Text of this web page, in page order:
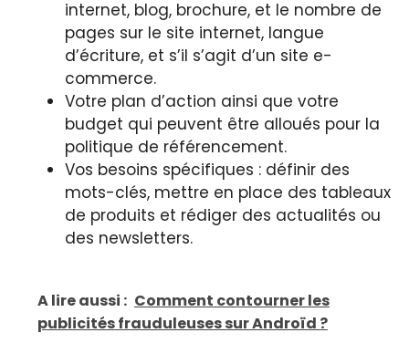
internet, blog, brochure, et le nombre de
pages sur le site internet, langue
d’écriture, et s’il s’agit d’un site e-
commerce.
Votre plan d’action ainsi que votre
budget qui peuvent être alloués pour la
politique de référencement.
Vos besoins spécifiques : définir des
mots-clés, mettre en place des tableaux
de produits et rédiger des actualités ou
des newsletters.
A lire aussi : Comment contourner les
publicités frauduleuses sur Androïd ?